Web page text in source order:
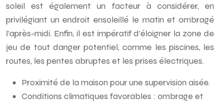
soleil est également un facteur à considérer, en
privilégiant un endroit ensoleillé le matin et ombragé
l’après-midi. Enfin, il est impératif d’éloigner la zone de
jeu de tout danger potentiel, comme les piscines, les
routes, les pentes abruptes et les prises électriques.
Proximité de la maison pour une supervision aisée.
Conditions climatiques favorables : ombrage et